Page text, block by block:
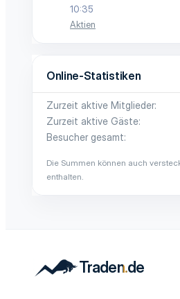
10:35
Aktien
Online-Statistiken
Zurzeit aktive Mitglieder
Zurzeit aktive Gäste
Besucher gesamt
Die Summen können auch
enthalten.